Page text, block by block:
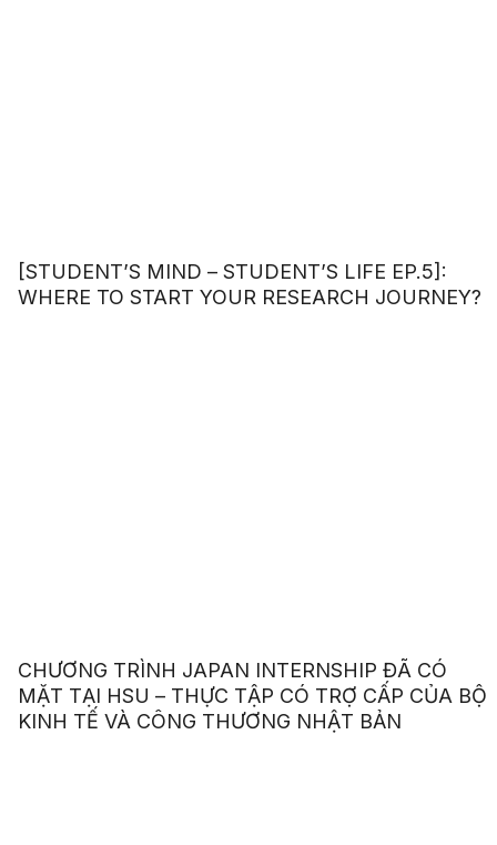
[STUDENT’S MIND – STUDENT’S LIFE EP.5]:
WHERE TO START YOUR RESEARCH JOURNEY?
CHƯƠNG TRÌNH JAPAN INTERNSHIP ĐÃ CÓ
MẶT TẠI HSU – THỰC TẬP CÓ TRỢ CẤP CỦA BỘ
KINH TẾ VÀ CÔNG THƯƠNG NHẬT BẢN